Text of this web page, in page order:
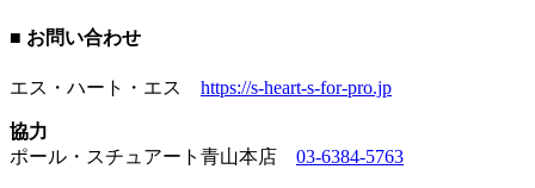
■ お問い合わせ
エス・ハート・エス https://s-heart-s-for-pro.jp
協力
ポール・スチュアート青山本店 03-6384-5763